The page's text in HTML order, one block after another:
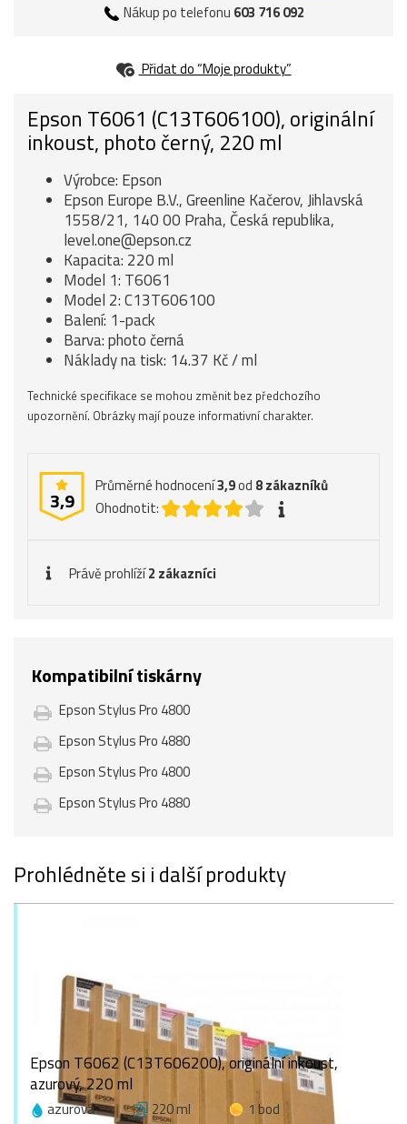
Nákup po telefonu 603 716 092
Přidat do “Moje produkty”
Epson T6061 (C13T606100), originální
inkoust, photo černý, 220 ml
Výrobce: Epson
Epson Europe B.V., Greenline Kačerov, Jihlavská
1558/21, 140 00 Praha, Česká republika,
level.one@epson.cz
Kapacita: 220 ml
Model 1: T6061
Model 2: C13T606100
Balení: 1-pack
Barva: photo černá
Náklady na tisk: 14.37 Kč / ml
Technické specifikace se mohou změnit bez předchozího
upozornění. Obrázky mají pouze informativní charakter.
3,9
Průměrné hodnocení3,9od 8zákazníků
Ohodnotit:
Právě prohlíží2 zákazníci
Kompatibilní tiskárny
Epson Stylus Pro 4800
Epson Stylus Pro 4880
Epson Stylus Pro 4800
Epson Stylus Pro 4880
Prohlédněte si i další produkty
Epson T6062 (C13T606200), originální inkoust,
azurový, 220 ml
azurová 220 ml 1 bod